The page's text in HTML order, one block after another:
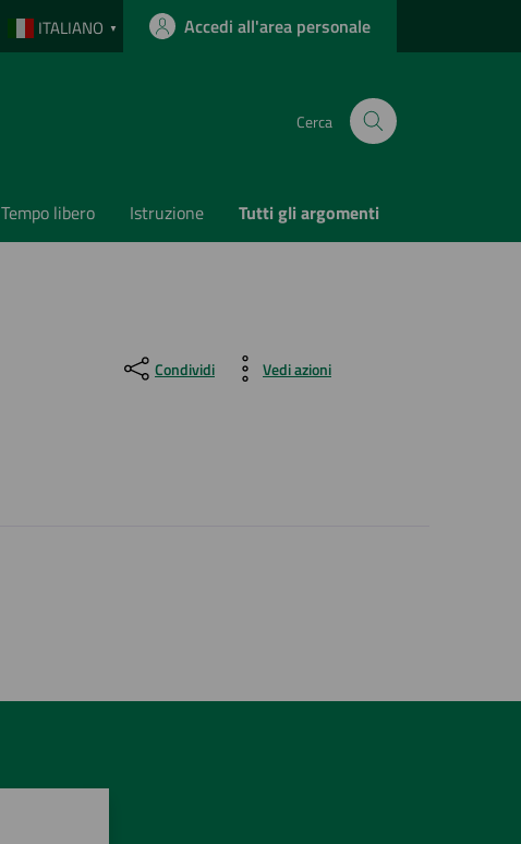
ITALIANO ▼ Accedi all'area personale
Cerca
Tempo libero Istruzione Tutti gli argomenti
Condividi Vedi azioni